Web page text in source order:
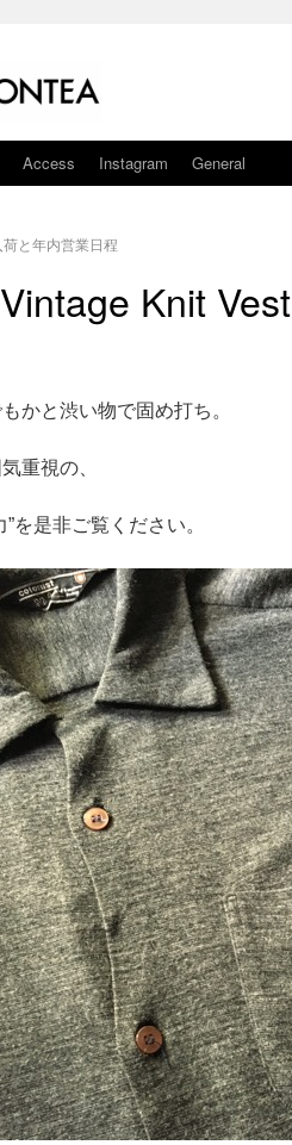
Access Instagram General
と年内営業日程
Knit
かと渋い物で固め打ち。
重視の、
を是非ご覧ください。